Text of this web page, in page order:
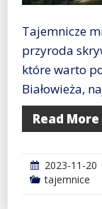
Tajemnicze
przyroda
które warto
Białowieża,
Read More
2023-11-20
tajemnice